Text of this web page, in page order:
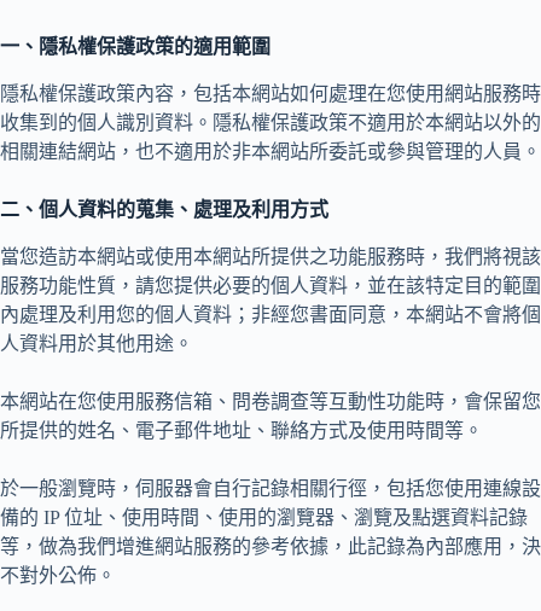
一、隱私權保護政策的適用範圍
隱私權保護政策內容，包括本網站如何處理在您使用網站服務時
收集到的個人識別資料。隱私權保護政策不適用於本網站以外的
相關連結網站，也不適用於非本網站所委託或參與管理的人員。
二、個人資料的蒐集、處理及利用方式
當您造訪本網站或使用本網站所提供之功能服務時，我們將視該
服務功能性質，請您提供必要的個人資料，並在該特定目的範圍
內處理及利用您的個人資料；非經您書面同意，本網站不會將個
人資料用於其他用途。
本網站在您使用服務信箱、問卷調查等互動性功能時，會保留您
所提供的姓名、電子郵件地址、聯絡方式及使用時間等。
於一般瀏覽時，伺服器會自行記錄相關行徑，包括您使用連線設
備的 IP 位址、使用時間、使用的瀏覽器、瀏覽及點選資料記錄
等，做為我們增進網站服務的參考依據，此記錄為內部應用，決
不對外公佈。